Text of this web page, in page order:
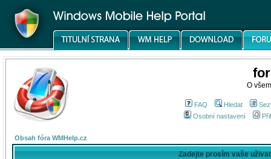
O
FAQ Hledat
Osobní nastavení
Obsah fóra WMHelp.cz
Zadejte prosím vaše